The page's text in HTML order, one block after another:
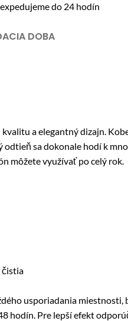
do 24 hodín
DOBA
a elegantný dizajn.
sa dokonale hodí k
môžete využívať po celý rok.
čistia
usporiadania miestnosti,
hodín. Pre lepší efekt